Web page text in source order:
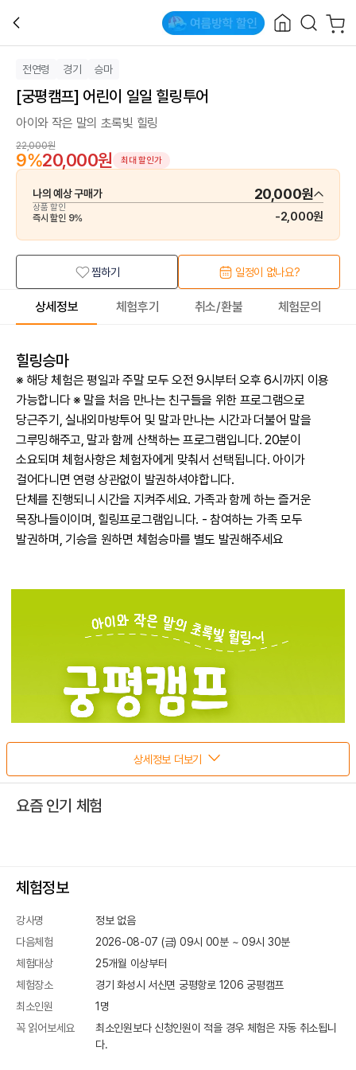
전연령 경기 승마
[궁평캠프] 어린이 일일 힐링투어
아이와 작은 말의 초록빛 힐링
22,000원
9%20,000원 최대 할인가
나의 예상 구매가 20,000원
상품 할인
즉시 할인 9% -2,000원
찜하기 일정이 없나요?
상세정보 체험후기 취소/환불 체험문의
힐링승마
※ 해당 체험은 평일과 주말 모두 오전 9시부터 오후 6시까지 이용
가능합니다 ※ 말을 처음 만나는 친구들을 위한 프로그램으로
당근주기, 실내외마방투어 및 말과 만나는 시간과 더불어 말을
그루밍해주고, 말과 함께 산책하는 프로그램입니다. 20분이
소요되며 체험사항은 체험자에게 맞춰서 선택됩니다. 아이가
걸어다니면 연령 상관없이 발권하셔야합니다.
단체를 진행되니 시간을 지켜주세요. 가족과 함께 하는 즐거운
목장나들이이며, 힐링프로그램입니다. - 참여하는 가족 모두
발권하며, 기승을 원하면 체험승마를 별도 발권해주세요
상세정보 더보기
요즘 인기 체험
체험정보
강사명
정보 없음
다음체험
2026-08-07 (금) 09시 00분~ 09시 30분
체험대상
25개월 이상부터
체험장소
경기 화성시 서신면 궁평항로 1206 궁평캠프
최소인원
1 명
꼭 읽어보세요
최소인원보다 신청인원이 적을 경우 체험은 자동 취소됩니
다.